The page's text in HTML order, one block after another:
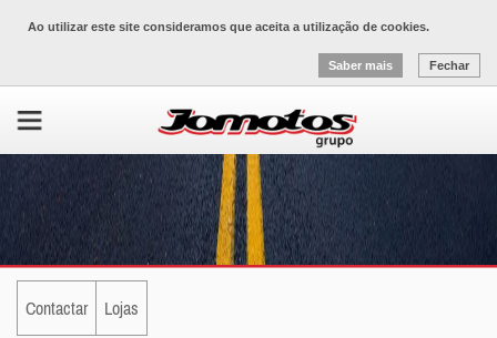
Ao utilizar este site consideramos que aceita a utilização de cookies.
Saber mais Fechar
Contactar Lojas